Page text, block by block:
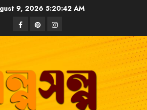
9, 2026 5:20:43 AM